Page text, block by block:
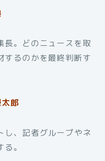
長。どのニュースを取
するのかを最終判断す
郎
し、記者グループやネ
。